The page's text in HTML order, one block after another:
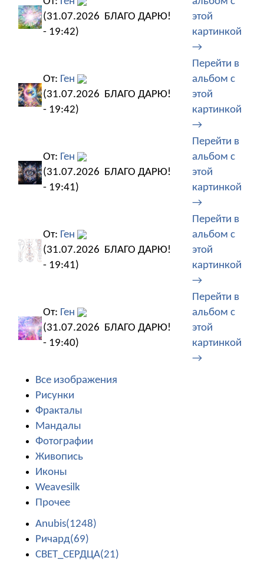
(31.07.2026
- 19:42)
БЛАГО ДАРЮ!
этой
картинкой
→
От: Ген
(31.07.2026
- 19:42)
БЛАГО ДАРЮ!
Перейти в
альбом с
этой
картинкой
→
От: Ген
(31.07.2026
- 19:41)
БЛАГО ДАРЮ!
Перейти в
альбом с
этой
картинкой
→
От: Ген
(31.07.2026
- 19:41)
БЛАГО ДАРЮ!
Перейти в
альбом с
этой
картинкой
→
От: Ген
(31.07.2026
- 19:40)
БЛАГО ДАРЮ!
Перейти в
альбом с
этой
картинкой
→
Все изображения
Рисунки
Фракталы
Мандалы
Фотографии
Живопись
Иконы
Weavesilk
Прочее
Anubis(1248)
Ричард(69)
СВЕТ_СЕРДЦА(21)